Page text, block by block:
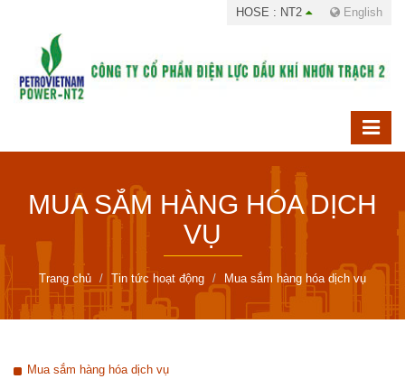
HOSE : NT2 English
MUA SẮM HÀNG HÓA DỊCH
VỤ
Trang chủ Tin tức hoạt động Mua sắm hàng hóa dịch vụ
Mua sắm hàng hóa dịch vụ